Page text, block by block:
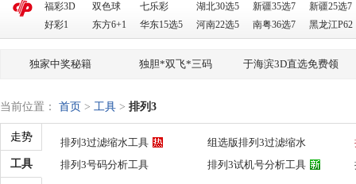
福彩3D 双色球 七乐彩 湖北30选5 新疆35选7
新疆25选7
好彩1
东方6+1 华东15选5 河南22选5 南粤36选7 黑龙江P62
独家中奖秘籍 独胆*双飞*三码 于海滨3D直选免费领
当前位置： 首页 > 工具 > 排列3
走势
工具
排列3过滤缩水工具 组选版排列3过滤缩水
排列3号码分析工具
排列3试机号分析工具